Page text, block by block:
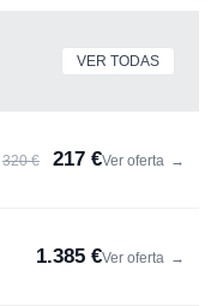
VER TODAS
320 € 217 €Ver oferta →
1.385 €Ver oferta →